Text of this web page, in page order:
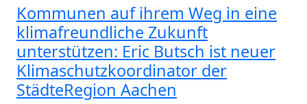
Kommunen auf ihrem Weg in eine
klimafreundliche Zukunft
unterstützen: Eric Butsch ist neuer
Klimaschutzkoordinator der
StädteRegion Aachen